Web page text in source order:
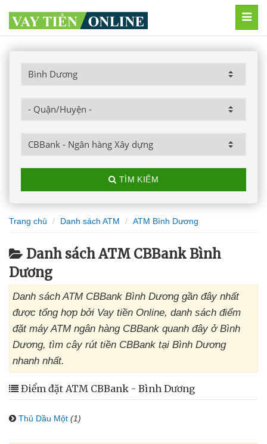
TÌM KIẾM
Trang chủ Danh sách ATM ATM Bình Dương
Danh sách ATM CBBank Bình
Dương
Danh sách ATM CBBank Bình Dương gần đây nhất
được tổng hợp bởi Vay tiền Online, danh sách điểm
đặt máy ATM ngân hàng CBBank quanh đây ở Bình
Dương, tìm cây rút tiền CBBank tại Bình Dương
nhanh nhất.
Điểm đặt ATM CBBank - Bình Dương
Thủ Dầu Một (1)